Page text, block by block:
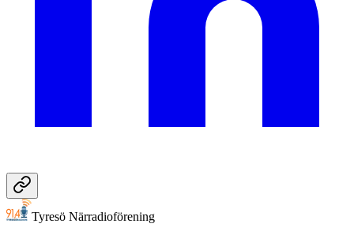
Tyresö Närradioförening